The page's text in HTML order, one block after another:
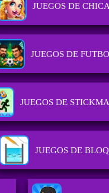
JUEGOS DE
JUEGOS DE
JUEGOS DE
JUEGOS DE